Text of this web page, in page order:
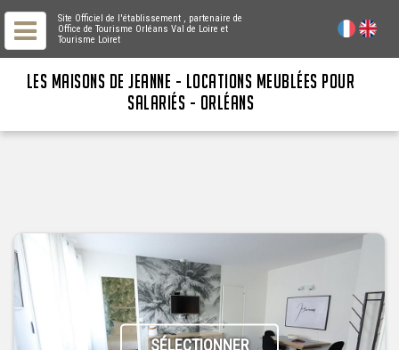
Site Officiel de l'établissement , partenaire de
Office de Tourisme Orléans Val de Loire et
Tourisme Loiret
LES MAISONS DE JEANNE - LOCATIONS MEUBLÉES POUR
SALARIÉS - ORLÉANS
SÉLECTIONNER